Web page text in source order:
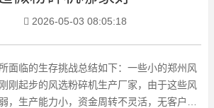
2026-05-03 08:05:18
面临的生存挑战总结如下：一些小的郑州风
刚起步的风选粉碎机生产厂家，由于这些风
，生产能力小，资金周转不灵活，无客户积